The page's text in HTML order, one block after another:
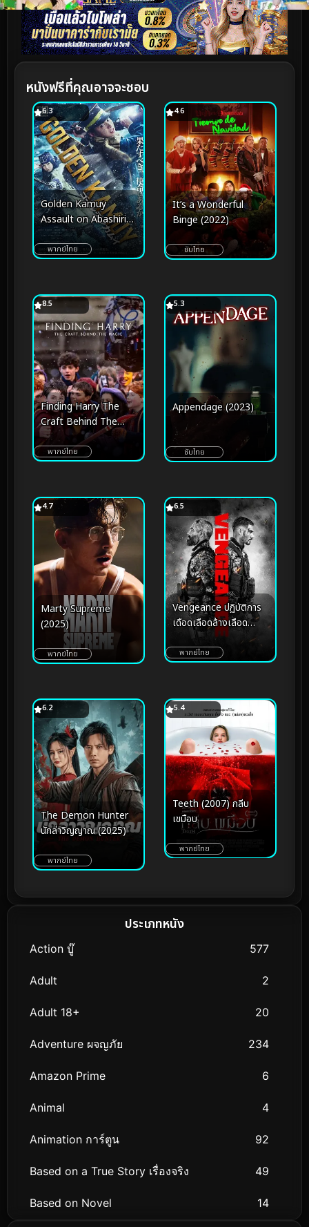
หนังฟรีที่คุณอาจจะชอบ
6.3
Golden Kamuy
Assault on Abashiri
Prison (2026) โกลเดน
คามุย การจู่โจมคุกอะบาชิริ
พากย์ไทย
4.6
It’s a Wonderful
Binge (2022)
ซับไทย
8.5
Finding Harry The
Craft Behind The
Magic (2026) ตามหา
แฮร์รี่ งานฝีมือเบื้องหลัง
พากย์ไทย
5.3
Appendage (2023)
ซับไทย
4.7
Marty Supreme
(2025)
พากย์ไทย
6.5
Vengeance ปฏิบัติการ
เดือดเลือดล้างเลือด
(2026)
พากย์ไทย
6.2
The Demon Hunter
นักล่าวิญญาณ (2025)
พากย์ไทย
5.4
Teeth (2007) กลีบ
เขมือบ
พากย์ไทย
ประเภทหนัง
Action บู๊ 577
Adult 2
Adult 18+ 20
Adventure ผจญภัย 234
Amazon Prime 6
Animal 4
Animation การ์ตูน 92
Based on a True Story เรื่องจริง 49
Based on Novel 14